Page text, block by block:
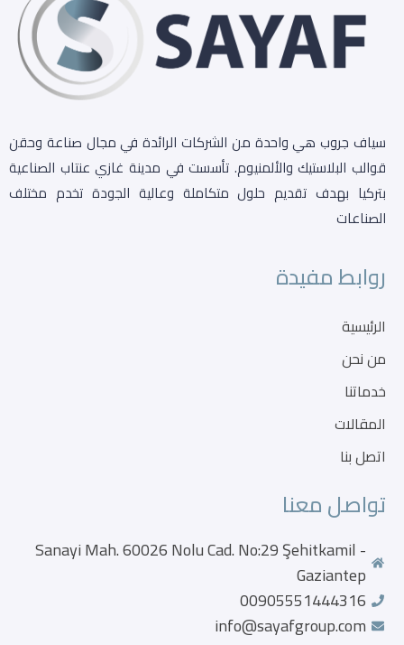
سياف جروب هي واحدة من الشركات الرائدة في مجال صناعة وحقن
قوالب البلاستيك والألمنيوم. تأسست في مدينة غازي عنتاب الصناعية
بتركيا بهدف تقديم حلول متكاملة وعالية الجودة تخدم مختلف
الصناعات
روابط مفيدة
الرئيسية
من نحن
خدماتنا
المقالات
اتصل بنا
تواصل معنا
Sanayi Mah. 60026 Nolu Cad. No:29 Şehitkamil -
Gaziantep
00905551444316
info@sayafgroup.com